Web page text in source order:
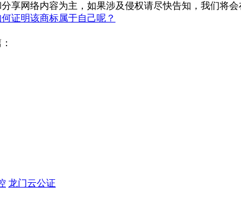
享网络内容为主，如果涉及侵权请尽快告知，我们将
证明该商标属于自己呢？
龙门云公证